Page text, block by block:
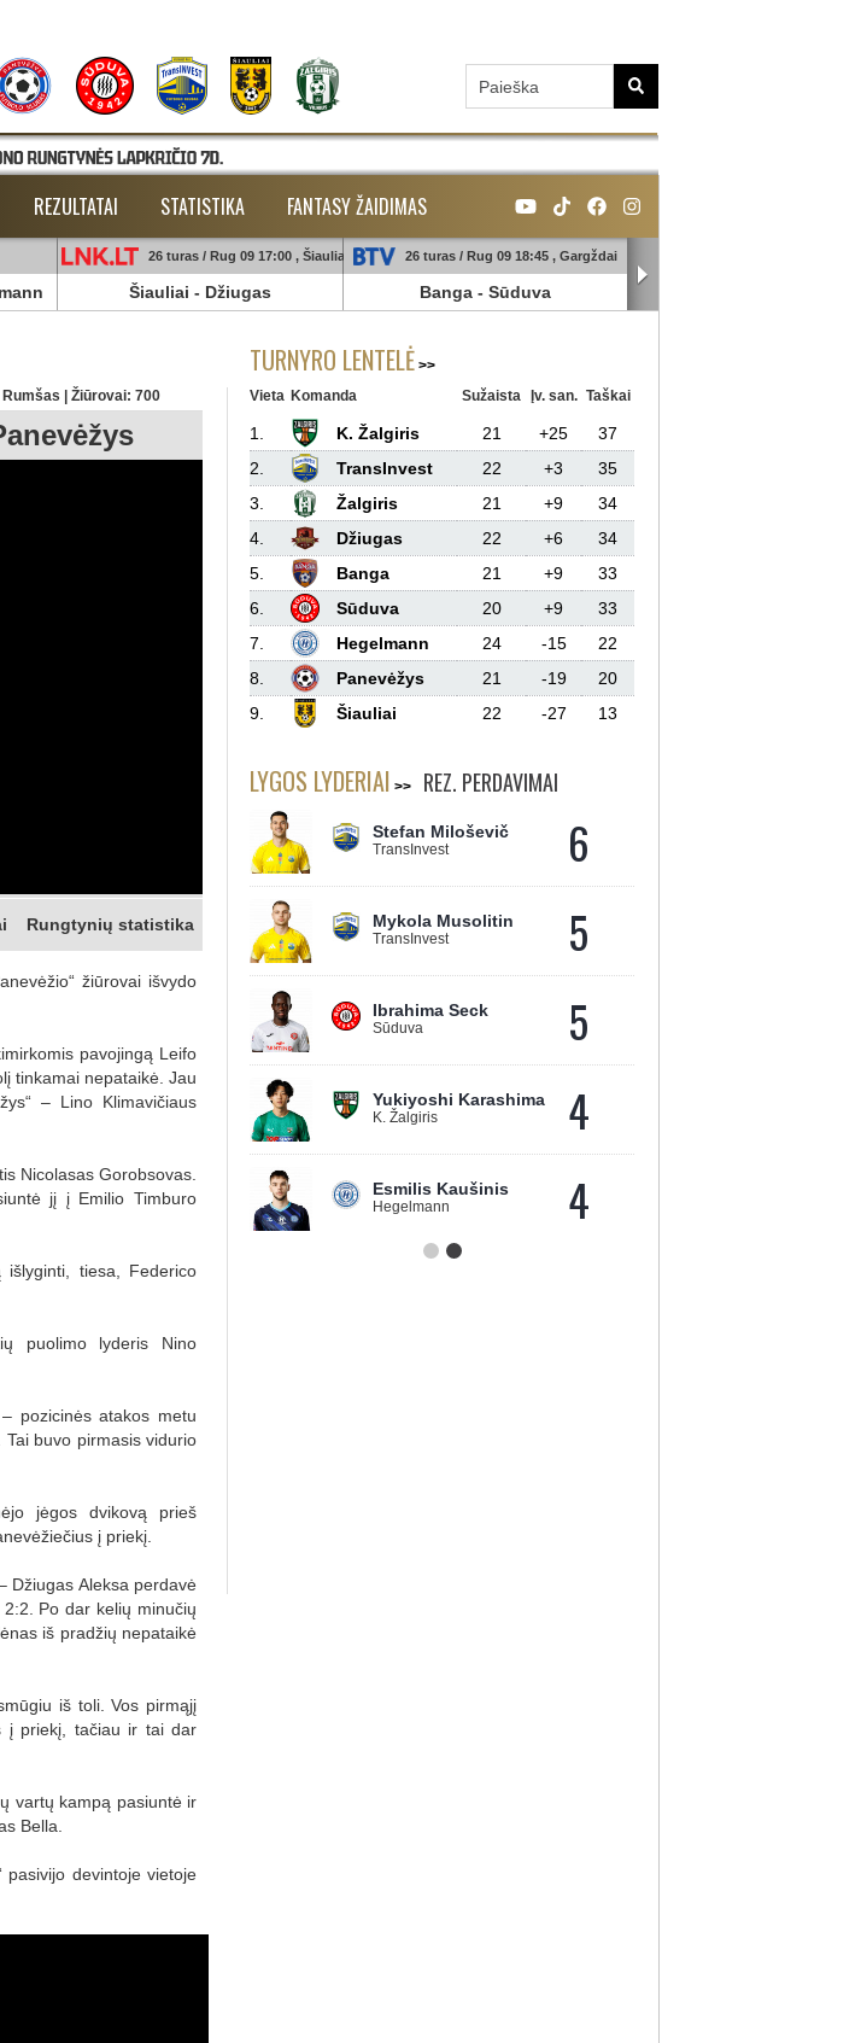
REZULTATAI STATISTIKA FANTASY ŽAIDIMAS
26 turas / Rug 09 17:00 , Šiauliai
Šiauliai - Džiugas
26 turas / Rug 09 18:45 , Gargždai
Banga - Sūduva
Rumšas | Žiūrovai: 700
Rungtynių statistika
žiūrovai išvydo
pavojingą Leifo
tinkamai nepataikė. Jau
– Lino Klimavičiaus
Nicolasas Gorobsovas.
jį į Emilio Timburo
tiesa, Federico
puolimo lyderis Nino
pozicinės atakos metu
buvo pirmasis vidurio
jėgos dvikovą prieš
į priekį.
Džiugas Aleksa perdavė
Po dar kelių minučių
iš pradžių nepataikė
iš toli. Vos pirmąjį
į priekį, tačiau ir tai dar
vartų kampą pasiuntė ir
Bella.
pasivijo devintoje vietoje
TURNYRO LENTELĖ
Vieta Komanda Sužaista Įv. san. Taškai
1. K. Žalgiris 21 +25
37
2.
TransInvest 22 +3
35
3.
Žalgiris 21 +9
34
4.
Džiugas 22 +6
34
5.
Banga 21 +9
33
6.
Sūduva 20 +9
33
7.
Hegelmann 24 -15
22
8.
Panevėžys 21 -19
20
9.
Šiauliai 22 -27 13
LYGOS LYDERIAI REZ. PERDAVIMAI
Stefan Miloševič
TransInvest 6
Mykola Musolitin
TransInvest 5
Ibrahima Seck
Sūduva 5
Yukiyoshi Karashima
K. Žalgiris 4
Esmilis Kaušinis
Hegelmann 4